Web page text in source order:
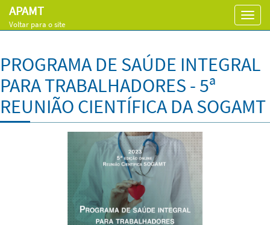
APAMT
Voltar para o site
PROGRAMA DE SAÚDE INTEGRAL
PARA TRABALHADORES - 5ª
REUNIÃO CIENTÍFICA DA SOGAMT